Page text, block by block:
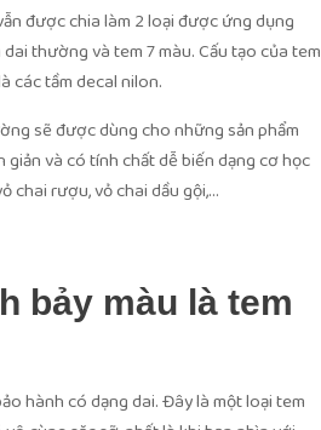
được chia làm 2 loại được ứng dụng
thường và tem 7 màu. Cấu tạo của tem
các tầm decal nilon.
sẽ được dùng cho những sản phẩm
và có tính chất dễ biến dạng cơ học
chai rượu, vỏ chai dầu gội,…
bảy màu là tem
hành có dạng dai. Đây là một loại tem